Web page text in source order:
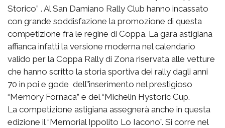
Storico” . Al San Damiano Rally Club hanno incassato
con grande soddisfazione la promozione di questa
competizione fra le regine di Coppa. La gara astigiana
affianca infatti la versione moderna nel calendario
valido per la Coppa Rally di Zona riservata alle vetture
che hanno scritto la storia sportiva dei rally dagli anni
70 in poi e gode dell’’inserimento nel prestigioso
“Memory Fornaca” e del “Michelin Hystoric Cup.
La competizione astigiana assegnerà anche in questa
edizione il “Memorial Ippolito Lo Iacono”. Si corre nel